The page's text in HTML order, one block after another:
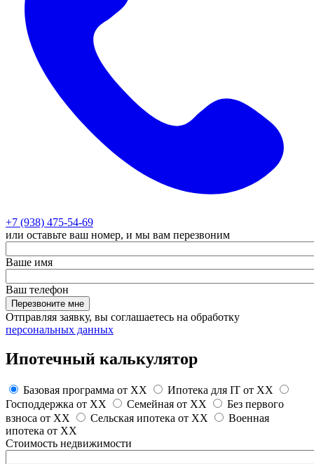
+7 (938) 475-54-69
или оставьте ваш номер, и мы вам перезвоним
Ваше имя
Ваш телефон
Перезвоните мне
Отправляя заявку, вы соглашаетесь на обработку
персональных данных
Ипотечный калькулятор
Базовая программа от XX Ипотека для IT от XX
Господдержка от XX Семейная от XX
Без первого
взноса от XX Сельская ипотека от XX
Военная
ипотека от XX
Стоимость недвижимости